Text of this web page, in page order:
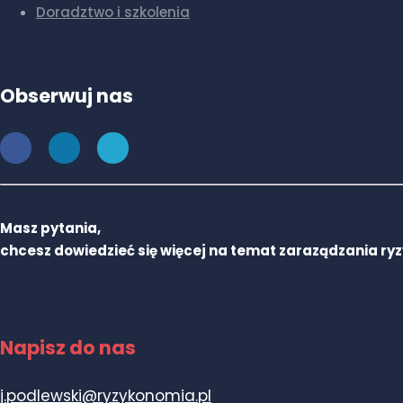
Doradztwo i szkolenia
Obserwuj nas
Masz pytania,
chcesz dowiedzieć się więcej na temat zaraządzania
Napisz do nas
j.podlewski@ryzykonomia.pl